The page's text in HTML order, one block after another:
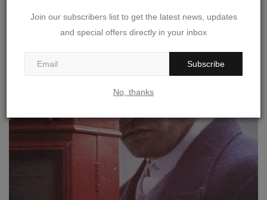
Join our subscribers list to get the latest news, updates
and special offers directly in your inbox
Subscribe
No, thanks
காந்தாரா திரைவடிவம் பேசும் அரசியலும் அதன் நோக்கமும்